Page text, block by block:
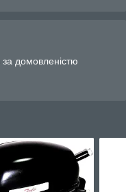
домовленістю